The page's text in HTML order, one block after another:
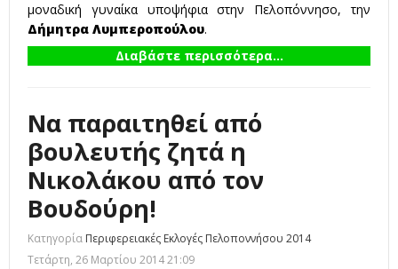
μοναδική γυναίκα υποψήφια στην Πελοπόννησο, την
Δήμητρα Λυμπεροπούλου.
Διαβάστε περισσότερα...
Να παραιτηθεί από
βουλευτής ζητά η
Νικολάκου από τον
Βουδούρη!
Κατηγορία Περιφερειακές Εκλογές Πελοποννήσου 2014
Τετάρτη, 26 Μαρτίου 2014 21:09